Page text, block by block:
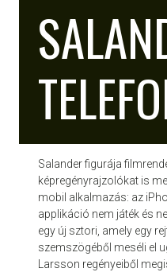
Salander figurája
képregényrajzolókat is
mobil alkalmazás: az
applikáció nem játék és
egy új sztori, amely egy
szemszögéből meséli el
Larsson regényeiből